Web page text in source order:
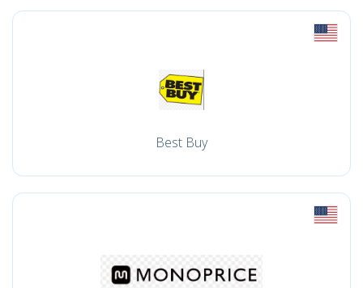
Best Buy